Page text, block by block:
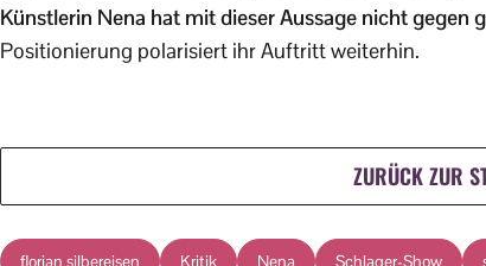
Künstlerin Nena hat mit dieser Aussage nicht gegen
Positionierung polarisiert ihr Auftritt weiterhin.
ZURÜCK ZUR
florian silbereisen Kritik Nena Schlager-Show